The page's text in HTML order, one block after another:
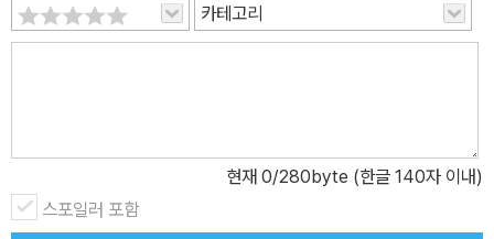
카테고리
현재 0/280byte (한글 140자 이내)
스포일러 포함